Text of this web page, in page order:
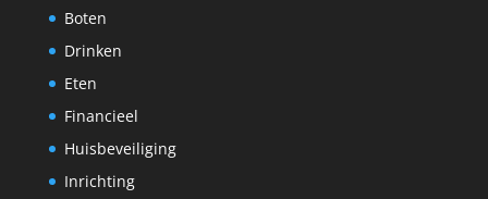
Boten
Drinken
Eten
Financieel
Huisbeveiliging
Inrichting